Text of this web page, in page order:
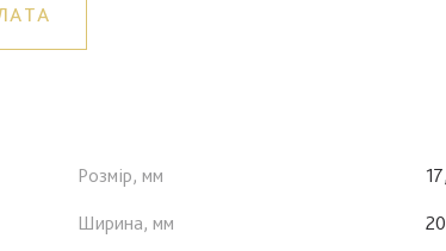
Розмір, мм
Ширина, мм
20